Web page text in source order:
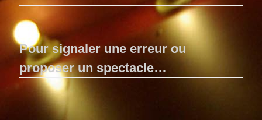
Pour signaler une erreur ou
proposer un spectacle…